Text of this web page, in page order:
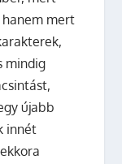
hanem mert
mindig
újabb
innét